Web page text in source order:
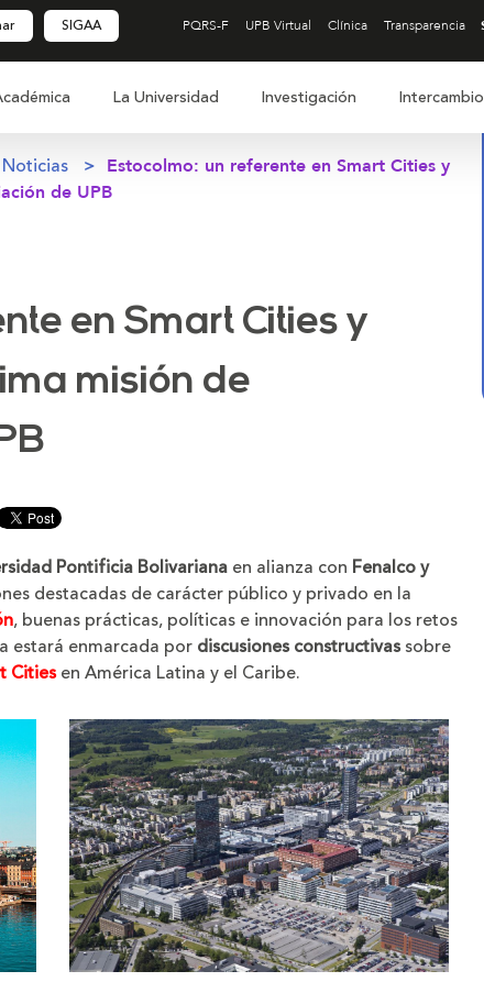
SIGAA PQRS-F UPB Virtual Clínica Transparencia
La Universidad Investigación Intercambio
Estocolmo: un referente en Smart Cities y
de UPB
en Smart Cities y
misión de
Pontificia Bolivariana en alianza con Fenalco y
destacadas de carácter público y privado en la
, buenas prácticas, políticas e innovación para los retos
estará enmarcada por discusiones constructivas sobre
Citiesen América Latina y el Caribe.